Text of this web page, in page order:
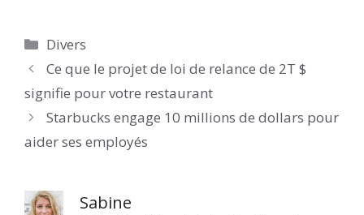
Catégories
Divers
Ce que le projet de loi de relance de 2T $
signifie pour votre restaurant
Starbucks engage 10 millions de dollars pour
aider ses employés
Sabine